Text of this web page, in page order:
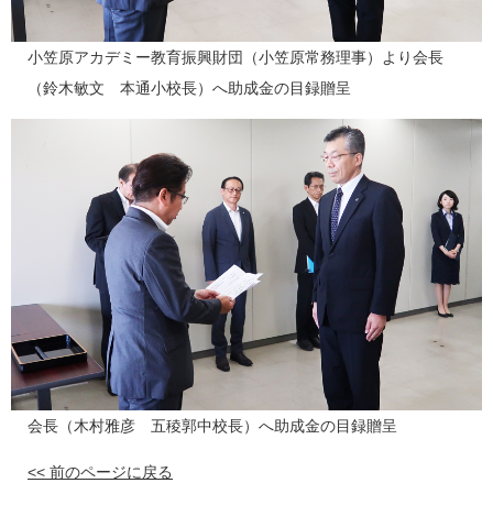
小笠原アカデミー教育振興財団（小笠原常務理事）より会長
（鈴木敏文 本通小校長）へ助成金の目録贈呈
会長（木村雅彦 五稜郭中校長）へ助成金の目録贈呈
<< 前のページに戻る